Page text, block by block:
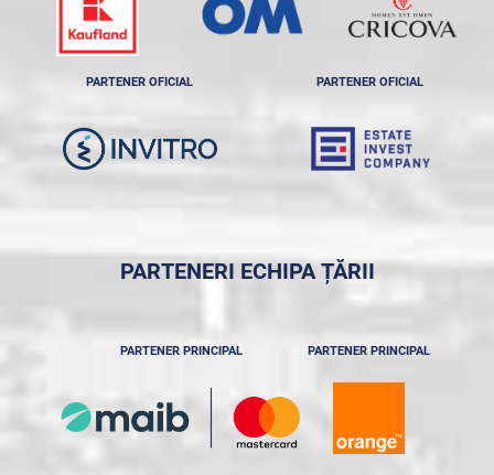
PARTENER OFICIAL PARTENER OFICIAL
PARTENERI ECHIPA ȚĂRII
PARTENER PRINCIPAL PARTENER PRINCIPAL